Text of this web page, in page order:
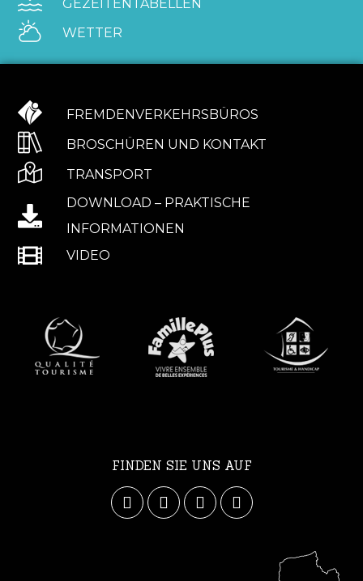
GEZEITENTABELLEN
WETTER
FREMDENVERKEHRSBÜROS
BROSCHÜREN UND KONTAKT
TRANSPORT
DOWNLOAD – PRAKTISCHE
INFORMATIONEN
VIDEO
FINDEN SIE UNS AUF